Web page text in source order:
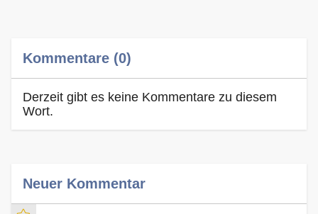
Kommentare (0)
Derzeit gibt es keine Kommentare zu diesem
Wort.
Neuer Kommentar